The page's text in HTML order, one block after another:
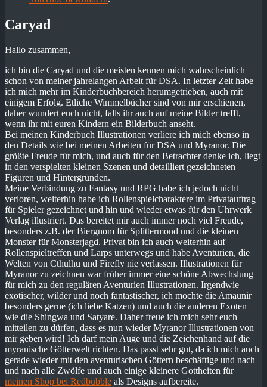
Caryad
Hallo zusammen,
ich bin die Caryad und die meisten kennen mich wahrscheinlich
schon von meiner jahrelangen Arbeit für DSA. In letzter Zeit habe
ich mich mehr im Kinderbuchbereich herumgetrieben, auch mit
einigem Erfolg. Etliche Wimmelbücher sind von mir erschienen,
daher wundert euch nicht, falls ihr auch auf meine Bilder trefft,
wenn ihr mit euren Kindern ein Bilderbuch anseht.
Bei meinen Kinderbuch Illustrationen verliere ich mich ebenso in
den Details wie bei meinen Arbeiten für DSA und Myranor. Die
größte Freude für mich, und auch für den Betrachter denke ich, liegt
in den verspielten kleinen Szenen und detailliert gezeichneten
Figuren und Hintergründen.
Meine Verbindung zu Fantasy und RPG habe ich jedoch nicht
verloren, weiterhin habe ich Rollenspielcharaktere im Privatauftrag
für Spieler gezeichnet und hin und wieder etwas für den Uhrwerk
Verlag illustriert. Das bereitet mir auch immer noch viel Freude,
besonders z.B. der Biergnom für Splittermond und die kleinen
Monster für Monsterjagd. Privat bin ich auch weiterhin auf
Rollenspieltreffen und Larps unterwegs und habe Aventurien, die
Welten von Cthulhu und Firefly nie verlassen. Illustrationen für
Myranor zu zeichnen war früher immer eine schöne Abwechslung
für mich zu den regulären Aventurien Illustrationen. Irgendwie
exotischer, wilder und noch fantastischer, ich mochte die Amaunir
besonders gerne (ich liebe Katzen) und auch die anderen Exoten
wie die Shingwa und Satyare. Daher freue ich mich sehr euch
mitteilen zu dürfen, dass es nun wieder Myranor Illustrationen von
mir geben wird! Ich darf mein Auge und die Zeichenhand auf die
myranische Götterwelt richten. Das passt sehr gut, da ich mich auch
gerade wieder mit den aventurischen Göttern beschäftige und nach
und nach alle Zwölfe und auch einige kleinere Gottheiten für
meinen Shop bei Redbubble als Designs aufbereite.